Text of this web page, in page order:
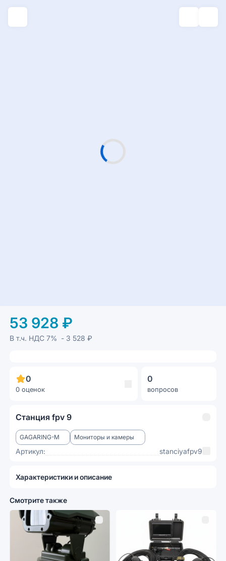
53 928 ₽
В т.ч. НДС7% - 3 528 ₽
0
0 оценок
0
вопросов
Станция fpv 9
GAGARING-M Мониторы и камеры
Артикул: stanciyafpv9
Характеристики и описание
Смотрите также